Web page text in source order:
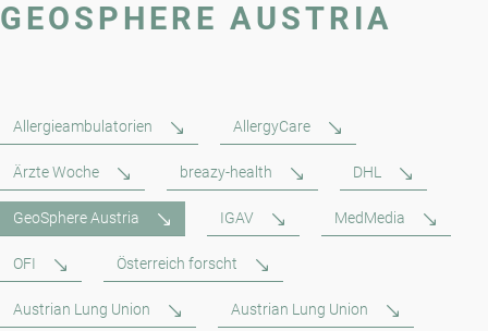
GEOSPHERE AUSTRIA
Allergieambulatorien AllergyCare
Ärzte Woche breazy-health DHL
GeoSphere Austria IGAV MedMedia
OFI Österreich forscht
Austrian Lung Union Austrian Lung Union